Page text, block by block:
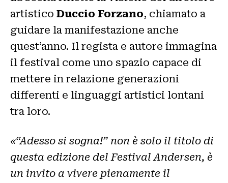
artistico Duccio Forzano, chiamato a
guidare la manifestazione anche
quest’anno. Il regista e autore immagina
il festival come uno spazio capace di
mettere in relazione generazioni
differenti e linguaggi artistici lontani
tra loro.
«“Adesso si sogna!” non è solo il titolo di
questa edizione del Festival Andersen, è
un invito a vivere pienamente il